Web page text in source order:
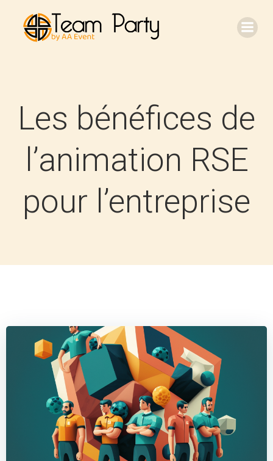
au
contenu
Les bénéfices de
l’animation RSE
pour l’entreprise